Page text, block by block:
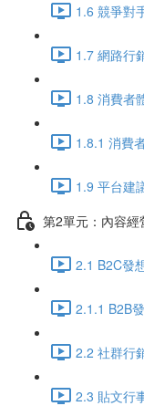
1.6 競爭對
1.7 網路行
1.8 消費者
1.8.1 消費
1.9 平台建
第2單元：內容經
2.1 B2C發
2.1.1 B2B
2.2 社群行
2.3 貼文行